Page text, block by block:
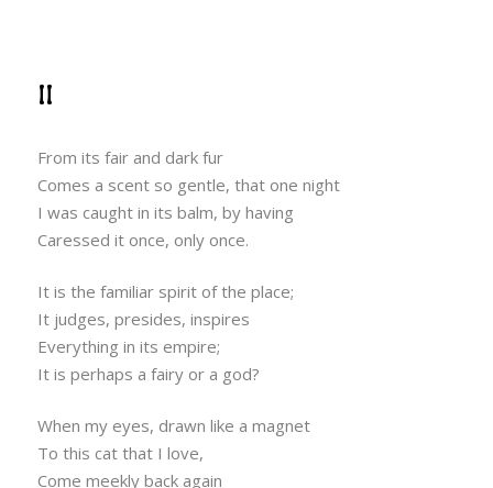
II
From its fair and dark fur
Comes a scent so gentle, that one night
I was caught in its balm, by having
Caressed it once, only once.
It is the familiar spirit of the place;
It judges, presides, inspires
Everything in its empire;
It is perhaps a fairy or a god?
When my eyes, drawn like a magnet
To this cat that I love,
Come meekly back again